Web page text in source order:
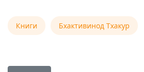
Книги Бхактивинод Тхакур